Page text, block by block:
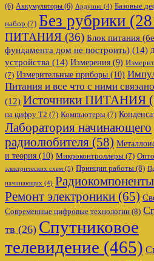
(6) Аккумуляторы (6) Ардуино (4) Базовые
набор (7) Без рубрики
ПИТАНИЯ (36) Блок питания
фундамента дом не построить) (14)
устройства (14) Измерения (9)
(7) Измерительные приборы (10)
Питания и все что с ними связано
(12) Источники ПИТАНИЯ
на цифру Т2 (7) Компьютеры (7)
Лаборатория начинающего
радиолюбителя (58)
и теория (10) Микроконтроллеры (7)
электрических схем (5) Принцип работы (8)
начинающих (4)
Ремонт электроники (65)
Современные цифровые технологии (8)
тв (26) Спутниковое
телевидение (465)